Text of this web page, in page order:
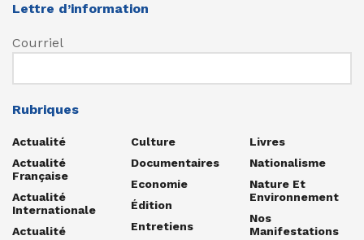
Lettre d’information
Courriel
Rubriques
Actualité
Actualité
Française
Actualité
Internationale
Actualité
Culture
Documentaires
Economie
Édition
Entretiens
Livres
Nationalisme
Nature Et
Environnement
Nos
Manifestations